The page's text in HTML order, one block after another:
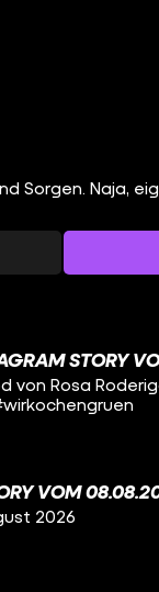
STORY
von Rosa
VOM
2026